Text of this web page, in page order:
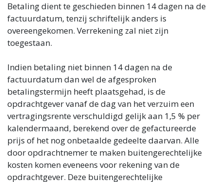
Betaling dient te geschieden binnen 14 dagen na de
factuurdatum, tenzij schriftelijk anders is
overeengekomen. Verrekening zal niet zijn
toegestaan.
Indien betaling niet binnen 14 dagen na de
factuurdatum dan wel de afgesproken
betalingstermijn heeft plaatsgehad, is de
opdrachtgever vanaf de dag van het verzuim een
vertragingsrente verschuldigd gelijk aan 1,5 % per
kalendermaand, berekend over de gefactureerde
prijs of het nog onbetaalde gedeelte daarvan. Alle
door opdrachtnemer te maken buitengerechtelijke
kosten komen eveneens voor rekening van de
opdrachtgever. Deze buitengerechtelijke